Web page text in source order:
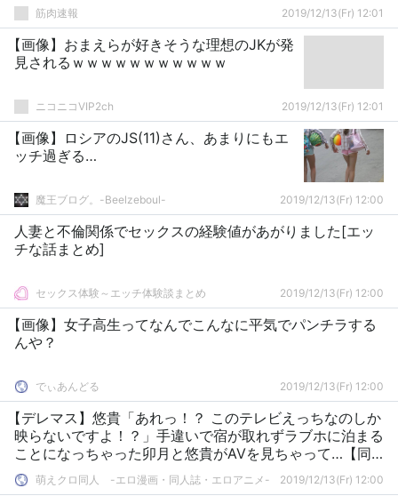
筋肉速報 2019/12/13(Fr) 12:01
【画像】おまえらが好きそうな理想のJKが発
見されるｗｗｗｗｗｗｗｗｗｗｗ
ニコニコVIP2ch 2019/12/13(Fr) 12:01
【画像】ロシアのJS(11)さん、あまりにもエ
ッチ過ぎる…
魔王ブログ。-Beelzeboul- 2019/12/13(Fr) 12:00
人妻と不倫関係でセックスの経験値があがりました[エッ
チな話まとめ]
セックス体験～エッチ体験談まとめ 2019/12/13(Fr) 12:00
【画像】女子高生ってなんでこんなに平気でパンチラする
んや？
でぃあんどる 2019/12/13(Fr) 12:00
【デレマス】悠貴「あれっ！？ このテレビえっちなのしか
映らないですよ！？」手違いで宿が取れずラブホに泊まる
ことになっちゃった卯月と悠貴がAVを見ちゃって…【同
人：にゅーもふ】
萌えクロ同人 -エロ漫画・同人誌・エロアニメ- 2019/12/13(Fr) 12:00